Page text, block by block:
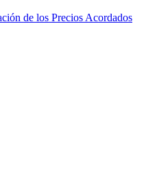
de los Precios Acordados